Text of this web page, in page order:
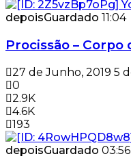
depoisGuardado 11:04
Procissão – Corpo
27 de Junho, 2019 5
0
2.9K
4.6K
193
depoisGuardado 03:56